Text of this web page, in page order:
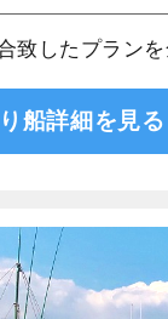
致したプラン
船詳細を見る